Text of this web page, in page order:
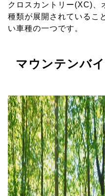
クロスカントリー(XC)、
種類が展開されているこ
い車種の一つです。
マウンテンバ